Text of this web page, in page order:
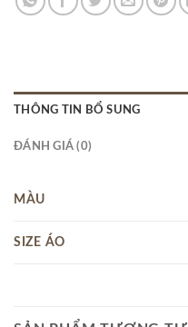
THÔNG TIN BỔ SUNG
ĐÁNH GIÁ (0)
MÀU
SIZE ÁO